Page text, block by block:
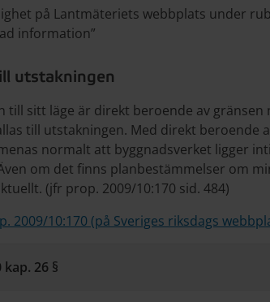
på Lantmäteriets webbplats under
information”
utstakningen
till sitt läge är direkt beroende av gränsen
till utstakningen. Med direkt beroende
normalt att byggnadsverket ligger
om det finns planbestämmelser om
(jfr prop. 2009/10:170 sid. 484)
2009/10:170 (på Sveriges riksdags
26 §